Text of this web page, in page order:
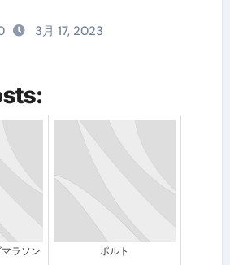
3月 17, 2023
ラソン
ポルト